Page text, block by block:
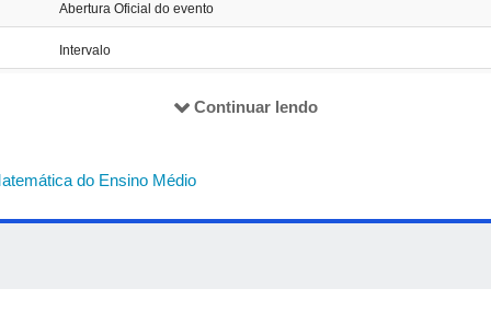
ou mais equipes poderão participar da competição entre
Abertura Oficial do evento
Intervalo
Segunda fase - Competições equipes - entre todas
Final - Competições escolas - entre todas*
Continuar lendo
do Ensino Médio